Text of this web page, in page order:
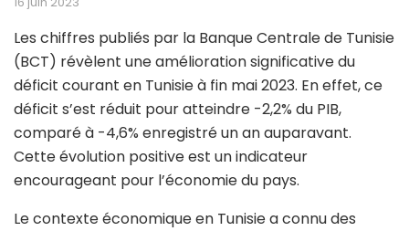
Les chiffres publiés par la Banque Centrale de Tunisie
(BCT) révèlent une amélioration significative du
déficit courant en Tunisie à fin mai 2023. En effet, ce
déficit s’est réduit pour atteindre -2,2% du PIB,
comparé à -4,6% enregistré un an auparavant.
Cette évolution positive est un indicateur
encourageant pour l’économie du pays.
Le contexte économique en Tunisie a connu des